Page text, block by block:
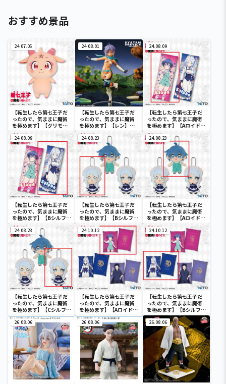
おすすめ景品
24.07.05
【転生したら第七王子だ
ったので、気ままに魔術
を極めます】【グリモ】
転生したら第七王子だっ
たので、気ままに魔術を
極めます 特大サイズぬ
いぐるみ グリモ
24.08.01
【転生したら第七王子だ
ったので、気ままに魔術
を極めます】【レン】転
生したら第七王子だった
ので､気ままに魔術を極め
ます Vivitフィギュア レ
ン
24.08.09
【転生したら第七王子だ
ったので、気ままに魔術
を極めます】【Aロイド】
転生したら第七王子だっ
たので、気ままに魔術を
極めます ロングクッシ
ョン
24.08.09
【転生したら第七王子だ
ったので、気ままに魔術
を極めます】【Bシルフ
ァ】転生したら第七王子
だったので、気ままに魔
術を極めます ロングク
ッション
24.08.23
【転生したら第七王子だ
ったので、気ままに魔術
を極めます】【Bシルファ
(デフォルメ)】転生した
ら第七王子だったので、
気ままに魔術を極めます
ぬいぐるみマスコット ロ
イド&シルファ
24.08.23
【転生したら第七王子だ
ったので、気ままに魔術
を極めます】【Aロイド
(デフォルメ)】転生した
ら第七王子だったので、
気ままに魔術を極めます
ぬいぐるみマスコット ロ
イド&シルファ
24.08.23
【転生したら第七王子だ
ったので、気ままに魔術
を極めます】【Cシルファ
(通常)】転生したら第七
王子だったので、気まま
に魔術を極めます ぬいぐ
るみマスコット ロイド&
シルファ
24.10.12
【転生したら第七王子だ
ったので、気ままに魔術
を極めます】【Aロイド】
転生したら第七王子だっ
たので、気ままに魔術を
極めます ビジュアルアー
トクッション
24.10.12
【転生したら第七王子だ
ったので、気ままに魔術
を極めます】【Bシルフ
ァ】転生したら第七王子
だったので、気ままに魔
術を極めます ビジュアル
アートクッション
26.08.06 26.08.06 26.08.06